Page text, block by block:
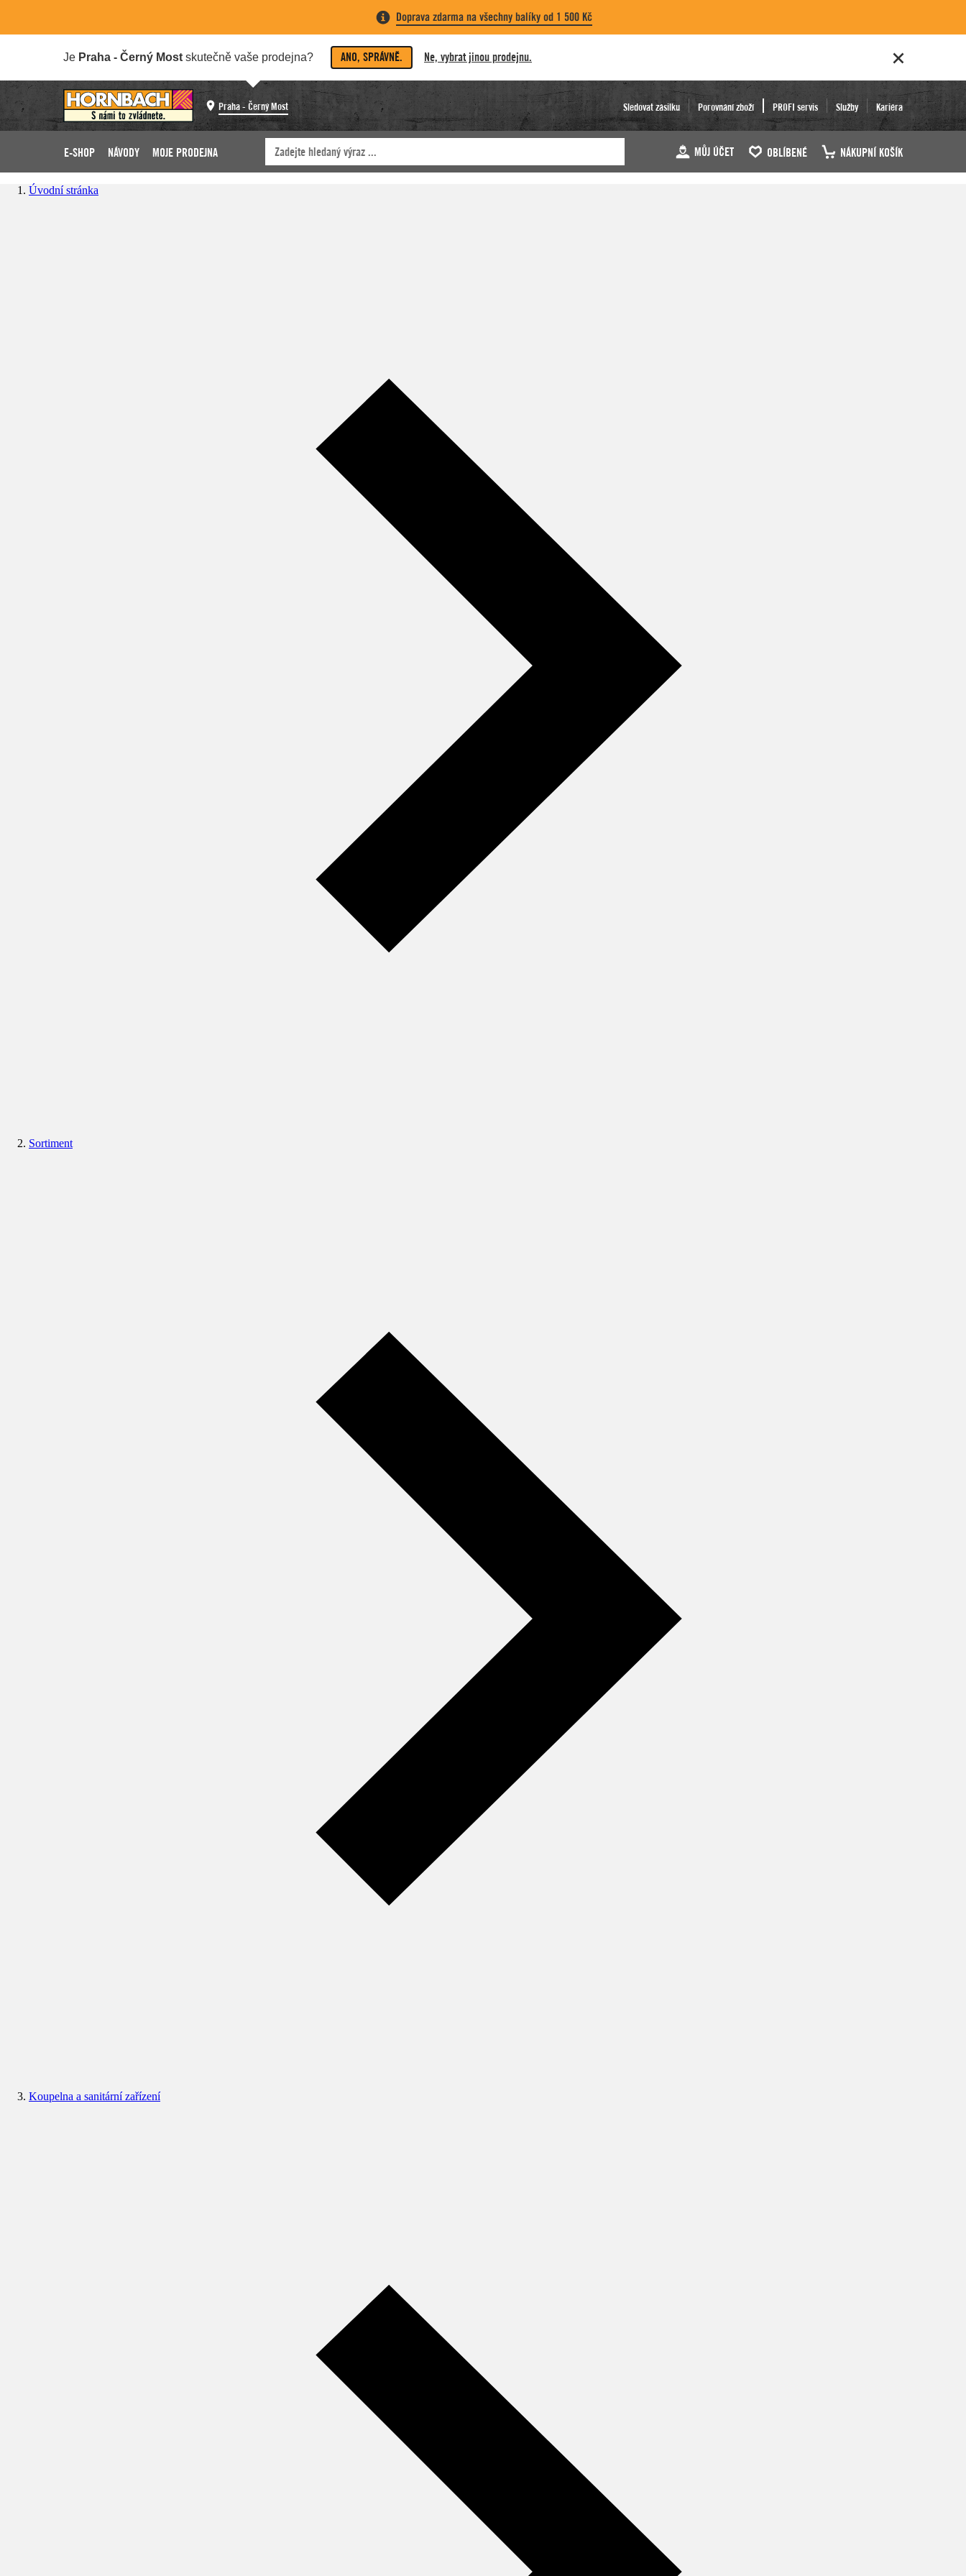
Doprava zdarma na všechny balíky od 1 500 Kč
Je Praha - Černý Most skutečně vaše prodejna? ANO, SPRÁVNĚ. Ne, vybrat jinou prodejnu.
Praha - Černý Most Sledovat zásilku Porovnání zboží PROFI servis Služby Kariéra
E-SHOP NÁVODY MOJE PRODEJNA MŮJ ÚČET OBLÍBENÉ NÁKUPNÍ KOŠÍK
Úvodní stránka
Sortiment
Koupelna a sanitární zařízení